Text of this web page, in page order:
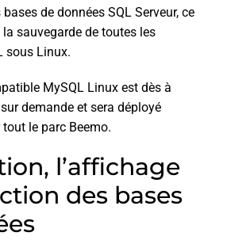
de données SQL Serveur, ce
la sauvegarde de toutes les
sous Linux.
MySQL Linux est dès à
demande et sera déployé
le parc Beemo.
l’affichage
des bases